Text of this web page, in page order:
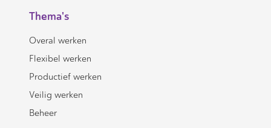
Thema's
Overal werken
Flexibel werken
Productief werken
Veilig werken
Beheer